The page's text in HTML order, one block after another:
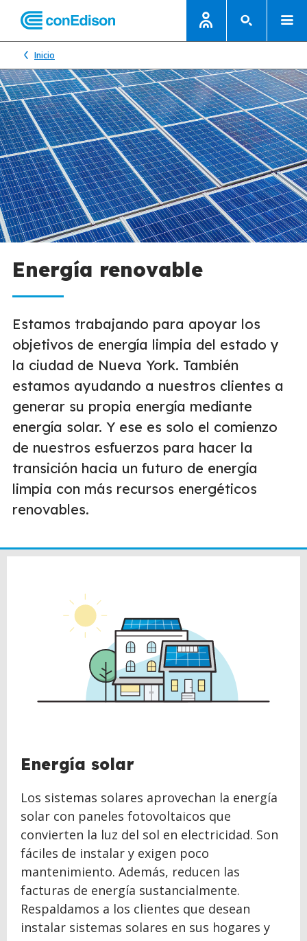
Inicio
Energía renovable
Estamos trabajando para apoyar los
objetivos de energía limpia del estado y
la ciudad de Nueva York. También
estamos ayudando a nuestros clientes a
generar su propia energía mediante
energía solar. Y ese es solo el comienzo
de nuestros esfuerzos para hacer la
transición hacia un futuro de energía
limpia con más recursos energéticos
renovables.
Energía solar
Los sistemas solares aprovechan la energía
solar con paneles fotovoltaicos que
convierten la luz del sol en electricidad. Son
fáciles de instalar y exigen poco
mantenimiento. Además, reducen las
facturas de energía sustancialmente.
Respaldamos a los clientes que desean
instalar sistemas solares en sus hogares y